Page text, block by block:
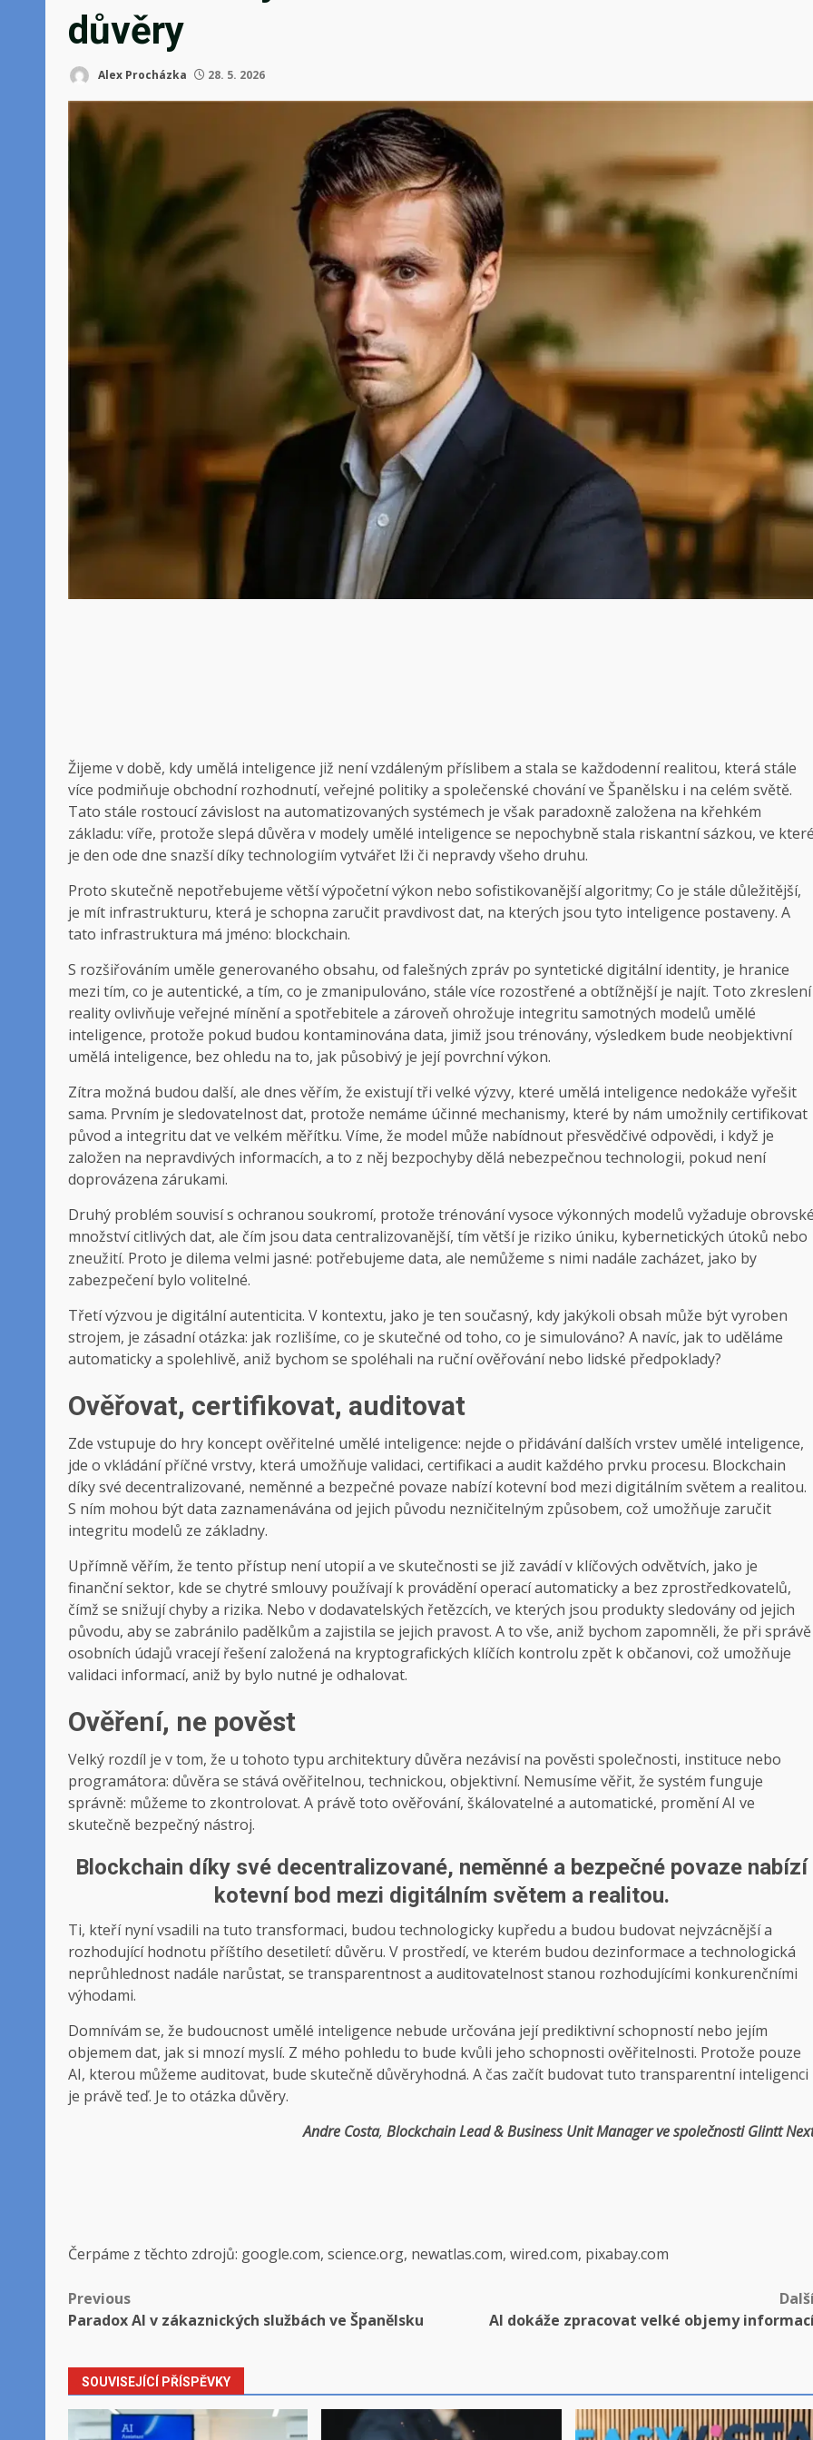
důvěry
Alex Procházka 28. 5. 2026
Žijeme v době, kdy umělá inteligence již není vzdáleným příslibem a stala se každodenní realitou, která stále
více podmiňuje obchodní rozhodnutí, veřejné politiky a společenské chování ve Španělsku i na celém světě.
Tato stále rostoucí závislost na automatizovaných systémech je však paradoxně založena na křehkém
základu: víře, protože slepá důvěra v modely umělé inteligence se nepochybně stala riskantní sázkou, ve které
je den ode dne snazší díky technologiím vytvářet lži či nepravdy všeho druhu.
Proto skutečně nepotřebujeme větší výpočetní výkon nebo sofistikovanější algoritmy; Co je stále důležitější,
je mít infrastrukturu, která je schopna zaručit pravdivost dat, na kterých jsou tyto inteligence postaveny. A
tato infrastruktura má jméno: blockchain.
S rozšiřováním uměle generovaného obsahu, od falešných zpráv po syntetické digitální identity, je hranice
mezi tím, co je autentické, a tím, co je zmanipulováno, stále více rozostřené a obtížnější je najít. Toto zkreslení
reality ovlivňuje veřejné mínění a spotřebitele a zároveň ohrožuje integritu samotných modelů umělé
inteligence, protože pokud budou kontaminována data, jimiž jsou trénovány, výsledkem bude neobjektivní
umělá inteligence, bez ohledu na to, jak působivý je její povrchní výkon.
Zítra možná budou další, ale dnes věřím, že existují tři velké výzvy, které umělá inteligence nedokáže vyřešit
sama. Prvním je sledovatelnost dat, protože nemáme účinné mechanismy, které by nám umožnily certifikovat
původ a integritu dat ve velkém měřítku. Víme, že model může nabídnout přesvědčivé odpovědi, i když je
založen na nepravdivých informacích, a to z něj bezpochyby dělá nebezpečnou technologii, pokud není
doprovázena zárukami.
Druhý problém souvisí s ochranou soukromí, protože trénování vysoce výkonných modelů vyžaduje obrovské
množství citlivých dat, ale čím jsou data centralizovanější, tím větší je riziko úniku, kybernetických útoků nebo
zneužití. Proto je dilema velmi jasné: potřebujeme data, ale nemůžeme s nimi nadále zacházet, jako by
zabezpečení bylo volitelné.
Třetí výzvou je digitální autenticita. V kontextu, jako je ten současný, kdy jakýkoli obsah může být vyroben
strojem, je zásadní otázka: jak rozlišíme, co je skutečné od toho, co je simulováno? A navíc, jak to uděláme
automaticky a spolehlivě, aniž bychom se spoléhali na ruční ověřování nebo lidské předpoklady?
Ověřovat, certifikovat, auditovat
Zde vstupuje do hry koncept ověřitelné umělé inteligence: nejde o přidávání dalších vrstev umělé inteligence,
jde o vkládání příčné vrstvy, která umožňuje validaci, certifikaci a audit každého prvku procesu. Blockchain
díky své decentralizované, neměnné a bezpečné povaze nabízí kotevní bod mezi digitálním světem a realitou.
S ním mohou být data zaznamenávána od jejich původu nezničitelným způsobem, což umožňuje zaručit
integritu modelů ze základny.
Upřímně věřím, že tento přístup není utopií a ve skutečnosti se již zavádí v klíčových odvětvích, jako je
finanční sektor, kde se chytré smlouvy používají k provádění operací automaticky a bez zprostředkovatelů,
čímž se snižují chyby a rizika. Nebo v dodavatelských řetězcích, ve kterých jsou produkty sledovány od jejich
původu, aby se zabránilo padělkům a zajistila se jejich pravost. A to vše, aniž bychom zapomněli, že při správě
osobních údajů vracejí řešení založená na kryptografických klíčích kontrolu zpět k občanovi, což umožňuje
validaci informací, aniž by bylo nutné je odhalovat.
Ověření, ne pověst
Velký rozdíl je v tom, že u tohoto typu architektury důvěra nezávisí na pověsti společnosti, instituce nebo
programátora: důvěra se stává ověřitelnou, technickou, objektivní. Nemusíme věřit, že systém funguje
správně: můžeme to zkontrolovat. A právě toto ověřování, škálovatelné a automatické, promění AI ve
skutečně bezpečný nástroj.
Blockchain díky své decentralizované, neměnné a bezpečné povaze nabízí
kotevní bod mezi digitálním světem a realitou.
Ti, kteří nyní vsadili na tuto transformaci, budou technologicky kupředu a budou budovat nejvzácnější a
rozhodující hodnotu příštího desetiletí: důvěru. V prostředí, ve kterém budou dezinformace a technologická
neprůhlednost nadále narůstat, se transparentnost a auditovatelnost stanou rozhodujícími konkurenčními
výhodami.
Domnívám se, že budoucnost umělé inteligence nebude určována její prediktivní schopností nebo jejím
objemem dat, jak si mnozí myslí. Z mého pohledu to bude kvůli jeho schopnosti ověřitelnosti. Protože pouze
AI, kterou můžeme auditovat, bude skutečně důvěryhodná. A čas začít budovat tuto transparentní inteligenci
je právě teď. Je to otázka důvěry.
Andre Costa,Blockchain Lead & Business Unit Manager ve společnosti Glintt
Čerpáme z těchto zdrojů: google.com, science.org, newatlas.com, wired.com, pixabay.com
Post
Previous
Paradox AI v zákaznických službách ve Španělsku
AI dokáže zpracovat velké objemy
SOUVISEJÍCÍ PŘÍSPĚVKY